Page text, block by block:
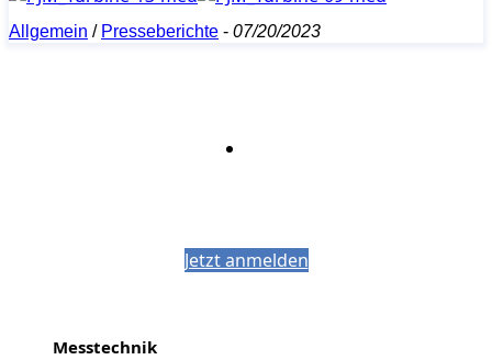
Allgemein / Presseberichte - 07/20/2023
Jetzt anmelden
Messtechnik